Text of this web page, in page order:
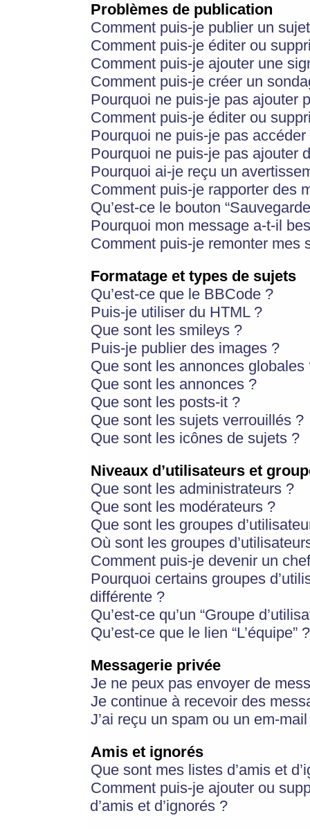
Problèmes de publication
Comment puis-je publier un
Comment puis-je éditer ou
Comment puis-je ajouter une
Comment puis-je créer un
Pourquoi ne puis-je pas ajouter
Comment puis-je éditer ou
Pourquoi ne puis-je pas
Pourquoi ne puis-je pas ajouter
Pourquoi ai-je reçu un
Comment puis-je rapporter des
Qu’est-ce le bouton
Pourquoi mon message a-t-il
Comment puis-je remonter mes
Formatage et types de sujets
Qu’est-ce que le BBCode ?
Puis-je utiliser du HTML ?
Que sont les smileys ?
Puis-je publier des images ?
Que sont les annonces globales
Que sont les annonces ?
Que sont les posts-it ?
Que sont les sujets verrouillés ?
Que sont les icônes de sujets ?
Niveaux d’utilisateurs et
Que sont les administrateurs ?
Que sont les modérateurs ?
Que sont les groupes
Où sont les groupes
Comment puis-je devenir un
Pourquoi certains groupes
différente ?
Qu’est-ce qu’un “Groupe
Qu’est-ce que le lien “L’équipe” ?
Messagerie privée
Je ne peux pas envoyer de
Je continue à recevoir des
J’ai reçu un spam ou un em-
Amis et ignorés
Que sont mes listes d’amis et
Comment puis-je ajouter ou
d’amis et d’ignorés ?